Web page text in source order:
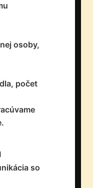
osoby,
počet
so